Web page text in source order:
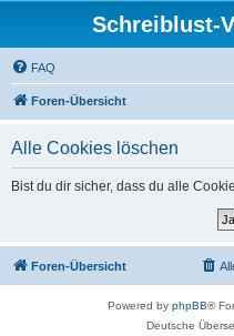
Schreiblust-
FAQ
Foren-Übersicht
Alle Cookies löschen
Bist du dir sicher, dass du alle
Foren-Übersicht
Powered by phpBB®
Deutsche